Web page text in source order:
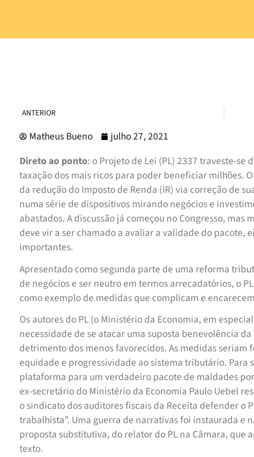
ANTERIOR
Matheus Bueno
julho 27, 2021
Direto ao ponto: o Projeto de Lei (PL) 2337 traveste-
taxação dos mais ricos para poder beneficiar milhões.
da redução do Imposto de Renda (IR) via correção de
numa série de dispositivos mirando negócios e
abastados. A discussão já começou no Congresso, mas
deve vir a ser chamado a avaliar a validade do pacote,
importantes.
Apresentado como segunda parte de uma reforma
de negócios e ser neutro em termos arrecadatórios, o
como exemplo de medidas que complicam e
Os autores do PL (o Ministério da Economia, em
necessidade de se atacar uma suposta benevolência
detrimento dos menos favorecidos. As medidas seriam
equidade e progressividade ao sistema tributário. Para
plataforma para um verdadeiro pacote de maldades
ex-secretário do Ministério da Economia Paulo Uebel
o sindicato dos auditores fiscais da Receita defender o
trabalhista”. Uma guerra de narrativas foi instaurada e
proposta substitutiva, do relator do PL na Câmara, que
texto.